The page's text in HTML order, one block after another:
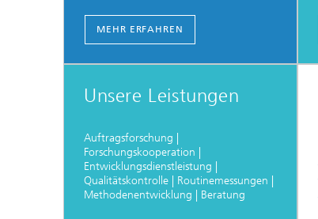
MEHR ERFAHREN
Unsere Leistungen
Auftragsforschung |
Forschungskooperation |
Entwicklungsdienstleistung |
Qualitätskontrolle | Routinemessungen |
Methodenentwicklung | Beratung